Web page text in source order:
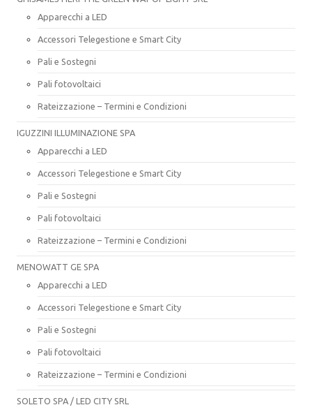
Apparecchi a LED
Accessori Telegestione e Smart City
Pali e Sostegni
Pali fotovoltaici
Rateizzazione – Termini e Condizioni
IGUZZINI ILLUMINAZIONE SPA
Apparecchi a LED
Accessori Telegestione e Smart City
Pali e Sostegni
Pali fotovoltaici
Rateizzazione – Termini e Condizioni
MENOWATT GE SPA
Apparecchi a LED
Accessori Telegestione e Smart City
Pali e Sostegni
Pali fotovoltaici
Rateizzazione – Termini e Condizioni
SOLETO SPA / LED CITY SRL